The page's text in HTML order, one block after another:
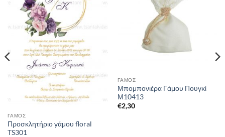
ΓΑΜΟΣ
Προσκλητήριο γάμου floral
TS301
ΓΑΜΟΣ
Μπομπονιέρα Γάμου Πουγκί
Μ10413
€2,30